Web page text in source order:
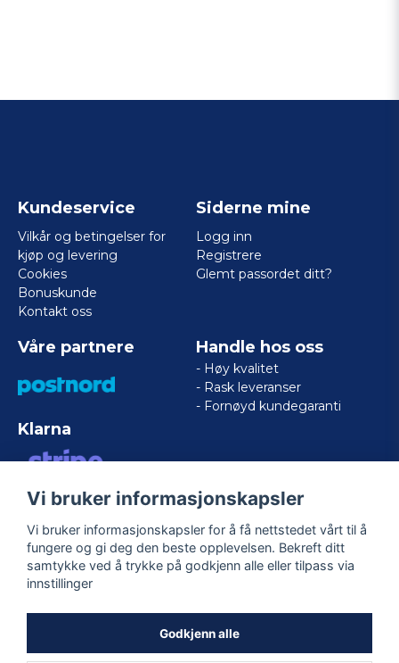
Kundeservice
Vilkår og betingelser for
kjøp og levering
Cookies
Bonuskunde
Kontakt oss
Siderne mine
Logg inn
Registrere
Glemt passordet ditt?
Våre partnere
Klarna
VISA/MASTERCARD/AMERICAN
Handle hos oss
- Høy kvalitet
- Rask leveranser
- Fornøyd kundegaranti
Følg oss
Vi bruker informasjonskapsler
Vi bruker informasjonskapsler for å få nettstedet vårt til å
fungere og gi deg den beste opplevelsen. Bekreft ditt
samtykke ved å trykke på godkjenn alle eller tilpass via
innstillinger
Godkjenn alle